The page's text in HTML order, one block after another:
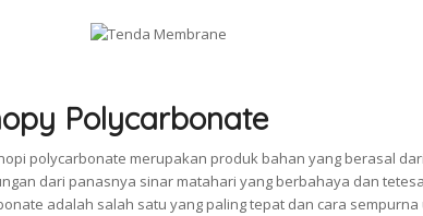
Polycarbonate
polycarbonate merupakan produk bahan yang berasal
dari panasnya sinar matahari yang berbahaya dan
adalah salah satu yang paling tepat dan cara